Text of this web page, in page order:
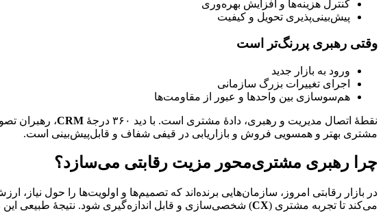
کنترل هزینه‌ها و افزایش بهره‌وری
پیش‌بینی‌پذیری تحویل و کیفیت
وقتی رهبری پررنگ‌تر است
ورود به بازار جدید
اجرای تغییرات بزرگ سازمانی
هم‌سوسازی بین واحدها و عبور از مقاومت‌ها
نقطهٔ اتصال مدیریت و رهبری، دادهٔ مشتری است. با دید ۳۶۰ درجهٔ CRM
مشتری بهتر و همسویی فروش و بازاریابی در قیفی شفاف و قابل‌پیش‌بینی است.
چرا رهبری مشتری‌محور مزیت رقابتی می‌سازد؟
در بازار رقابتی امروز، سازمان‌هایی برنده‌اند که تصمیم‌ها و اولویت‌ها را حول نیاز، ارزش و سفر مشتری می‌چینند.
می‌کند تا تجربه مشتری (
CX) شخصی‌سازی و قابل اندازه‌گیری شود. نتیجهٔ طبیعی این رویکرد: افزایش نرخ تبدیل، کاهش ریزش (